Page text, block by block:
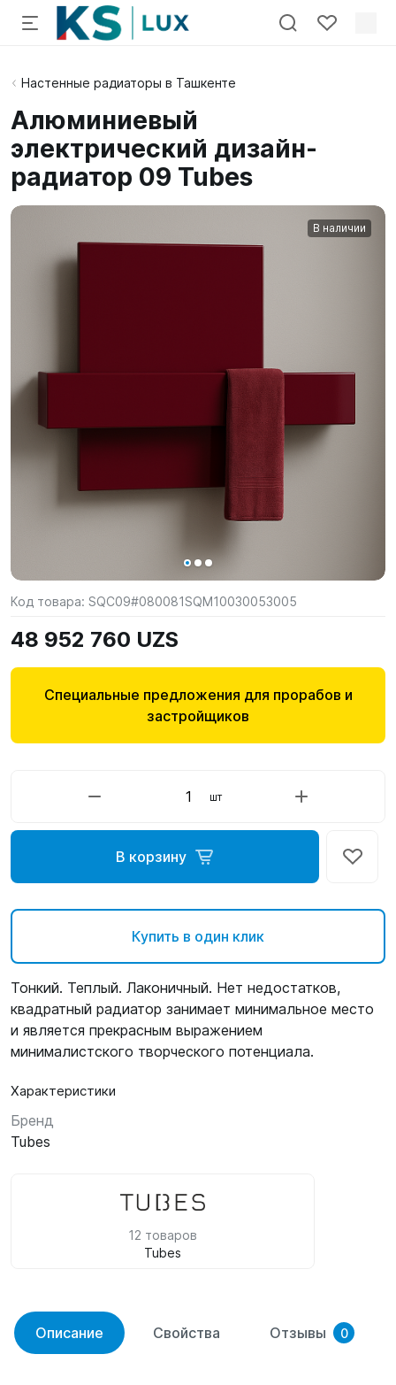
Настенные радиаторы в Ташкенте
Алюминиевый
электрический дизайн-
радиатор 09 Tubes
В наличии
Код товара: SQC09#080081SQM10030053005
48 952 760 UZS
Специальные предложения для прорабов и
застройщиков
шт
В корзину
Купить в один клик
Тонкий. Теплый. Лаконичный. Нет недостатков,
квадратный радиатор занимает минимальное место
и является прекрасным выражением
минималистского творческого потенциала.
Характеристики
Бренд
Tubes
12 товаров
Tubes
Описание Свойства Отзывы 0